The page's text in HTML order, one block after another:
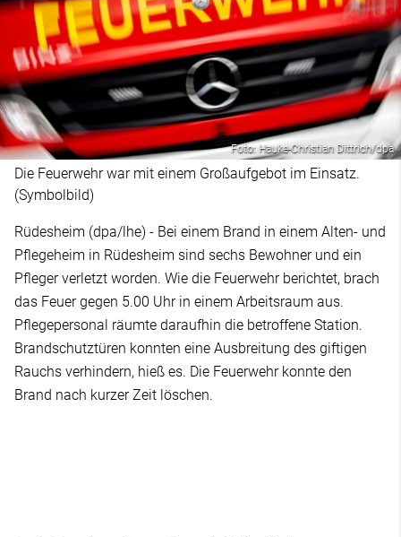
Foto: Hauke-Christian Dittrich/dpa
Die Feuerwehr war mit einem Großaufgebot im Einsatz.
(Symbolbild)
Rüdesheim (dpa/lhe) - Bei einem Brand in einem Alten- und
Pflegeheim in Rüdesheim sind sechs Bewohner und ein
Pfleger verletzt worden. Wie die Feuerwehr berichtet, brach
das Feuer gegen 5.00 Uhr in einem Arbeitsraum aus.
Pflegepersonal räumte daraufhin die betroffene Station.
Brandschutztüren konnten eine Ausbreitung des giftigen
Rauchs verhindern, hieß es. Die Feuerwehr konnte den
Brand nach kurzer Zeit löschen.